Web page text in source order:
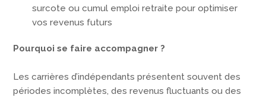
surcote ou cumul emploi retraite pour optimiser
vos revenus futurs
Pourquoi se faire accompagner ?
Les carrières d’indépendants présentent souvent des
périodes incomplètes, des revenus fluctuants ou des